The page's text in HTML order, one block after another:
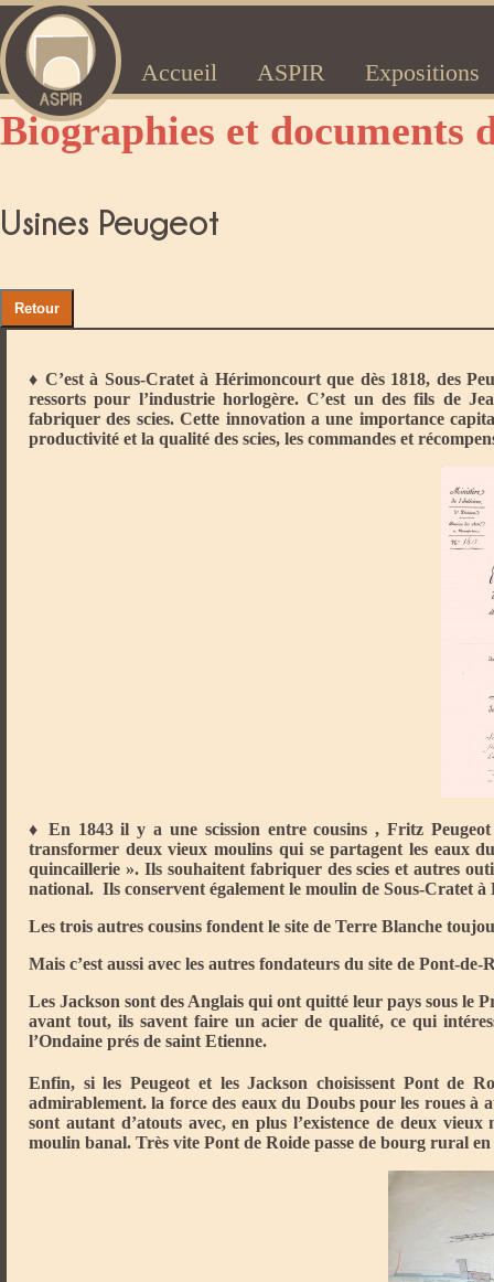
Accueil ASPIR Expositions
Biographies et documents
Usines Peugeot
♦ C’est à Sous-Cratet à Hérimoncourt que dès 1818, des
ressorts pour l’industrie horlogère. C’est un des fils de
fabriquer des scies. Cette innovation a une importance
productivité et la qualité des scies, les commandes et
♦ En 1843 il y a une scission entre cousins , Fritz
transformer deux vieux moulins qui se partagent les eaux
quincaillerie ». Ils souhaitent fabriquer des scies et autres
national. Ils conservent également le moulin de Sous-Cratet
Les trois autres cousins fondent le site de Terre Blanche
Mais c’est aussi avec les autres fondateurs du site de Pont-
Les Jackson sont des Anglais qui ont quitté leur pays sous le
avant tout, ils savent faire un acier de qualité, ce qui
l’Ondaine prés de saint Etienne.
Enfin, si les Peugeot et les Jackson choisissent Pont de
admirablement. la force des eaux du Doubs pour les roues à
sont autant d’atouts avec, en plus l’existence de deux
moulin banal. Très vite Pont de Roide passe de bourg rural